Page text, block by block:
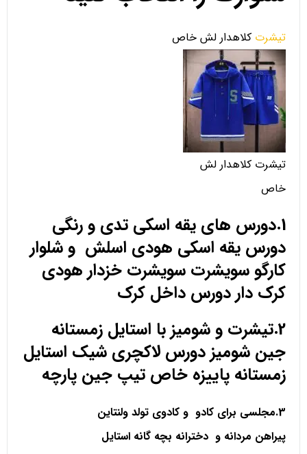
تیشرت کلاهدار لش خاص
تیشرت کلاهدار لش
خاص
1.دورس های یقه اسکی تدی و رنگی
دورس یقه اسکی هودی اسلش و شلوار
کارگو سویشرت سویشرت خزدار هودی
کرک دار دورس داخل کرک
2.تیشرت و شومیز با استایل زمستانه
جین شومیز دورس لاکچری شیک استایل
زمستانه پاییزه خاص تیپ جین پارچه
3.مجلسی برای کادو و کادوی تولد ولنتاین
پیراهن مردانه و دخترانه بچه گانه استایل